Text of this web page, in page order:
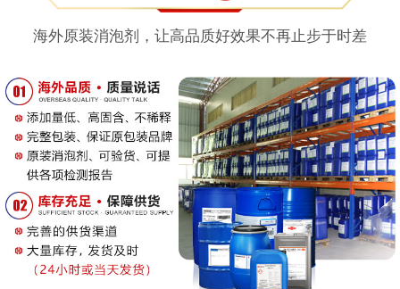
海外原装消泡剂，让高品质好效果不再止步于时差